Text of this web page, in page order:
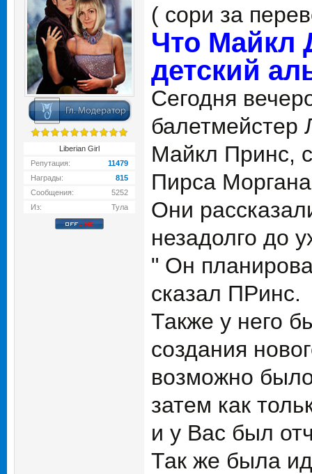
Liberian Girl
Репутация:
11479
Награды:
815
Сообщения:
5252
Из:
Тула
( сори за
Что Майкл
детский
Сегодня
балетмейстер
Майкл Принс,
Пирса
Они
незадолго до
" Он
сказал ПРинс.
Также у него
создания
возможно
затем как
и у Вас был
Так же была